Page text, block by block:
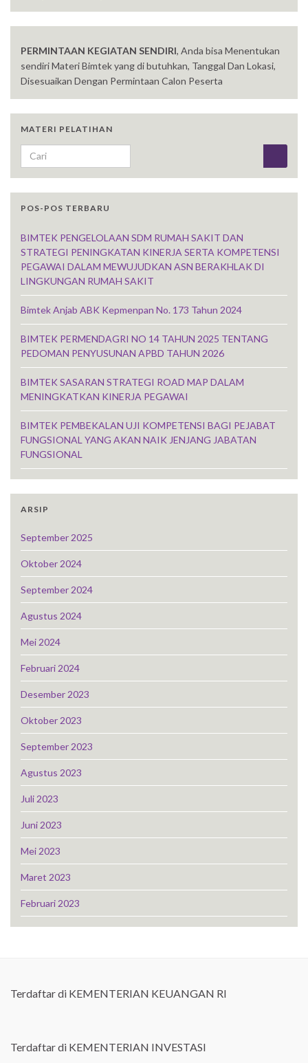
PERMINTAAN KEGIATAN SENDIRI, Anda bisa Menentukan
sendiri Materi Bimtek yang di butuhkan, Tanggal Dan Lokasi,
Disesuaikan Dengan Permintaan Calon Peserta
MATERI PELATIHAN
Search for:
POS-POS TERBARU
BIMTEK PENGELOLAAN SDM RUMAH SAKIT DAN
STRATEGI PENINGKATAN KINERJA SERTA KOMPETENSI
PEGAWAI DALAM MEWUJUDKAN ASN BERAKHLAK DI
LINGKUNGAN RUMAH SAKIT
Bimtek Anjab ABK Kepmenpan No. 173 Tahun 2024
BIMTEK PERMENDAGRI NO 14 TAHUN 2025 TENTANG
PEDOMAN PENYUSUNAN APBD TAHUN 2026
BIMTEK SASARAN STRATEGI ROAD MAP DALAM
MENINGKATKAN KINERJA PEGAWAI
BIMTEK PEMBEKALAN UJI KOMPETENSI BAGI PEJABAT
FUNGSIONAL YANG AKAN NAIK JENJANG JABATAN
FUNGSIONAL
ARSIP
September 2025
Oktober 2024
September 2024
Agustus 2024
Mei 2024
Februari 2024
Desember 2023
Oktober 2023
September 2023
Agustus 2023
Juli 2023
Juni 2023
Mei 2023
Maret 2023
Februari 2023
Terdaftar di KEMENTERIAN KEUANGAN RI
Terdaftar di KEMENTERIAN INVESTASI